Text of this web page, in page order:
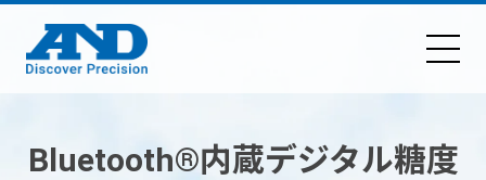
Bluetooth®内蔵デジタル糖度